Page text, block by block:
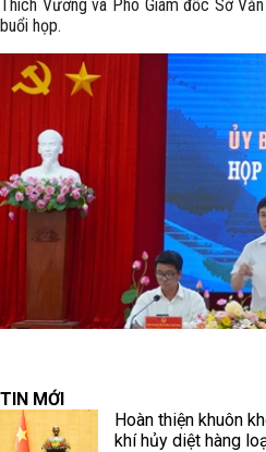
Thích Vương và Phó Giám đốc Sở
buổi họp.
TIN MỚI
Hoàn thiện khuôn
khí hủy diệt hàng